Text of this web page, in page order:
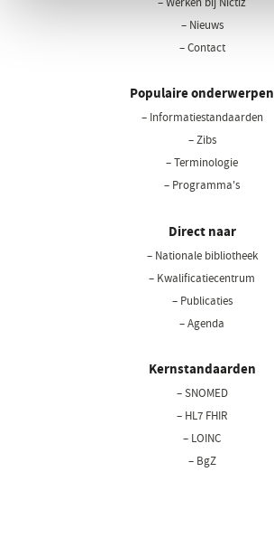
– Nieuws
– Contact
Populaire onderwerpen
– Informatiestandaarden
– Zibs
– Terminologie
– Programma's
Direct naar
– Nationale bibliotheek
– Kwalificatiecentrum
– Publicaties
– Agenda
Kernstandaarden
– SNOMED
– HL7 FHIR
– LOINC
– BgZ